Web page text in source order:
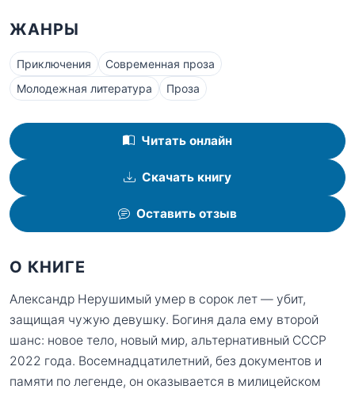
ЖАНРЫ
Приключения
Современная проза
Молодежная литература
Проза
Читать онлайн
Скачать книгу
Оставить отзыв
О КНИГЕ
Александр Нерушимый умер в сорок лет — убит,
защищая чужую девушку. Богиня дала ему второй
шанс: новое тело, новый мир, альтернативный СССР
2022 года. Восемнадцатилетний, без документов и
памяти по легенде, он оказывается в милицейском